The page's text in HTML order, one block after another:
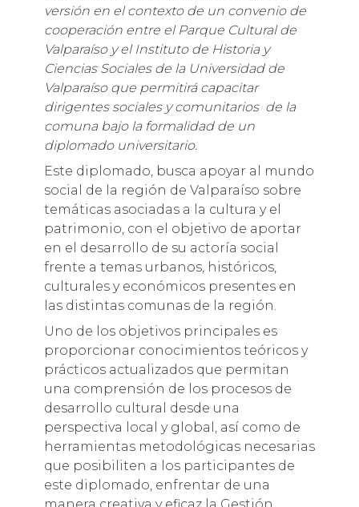
versión en el contexto de un convenio de
cooperación entre el Parque Cultural de
Valparaíso y el Instituto de Historia y
Ciencias Sociales de la Universidad de
Valparaíso que permitirá capacitar
dirigentes sociales y comunitarios de la
comuna bajo la formalidad de un
diplomado universitario.
Este diplomado, busca apoyar al mundo
social de la región de Valparaíso sobre
temáticas asociadas a la cultura y el
patrimonio, con el objetivo de aportar
en el desarrollo de su actoría social
frente a temas urbanos, históricos,
culturales y económicos presentes en
las distintas comunas de la región.
Uno de los objetivos principales es
proporcionar conocimientos teóricos y
prácticos actualizados que permitan
una comprensión de los procesos de
desarrollo cultural desde una
perspectiva local y global, así como de
herramientas metodológicas necesarias
que posibiliten a los participantes de
este diplomado, enfrentar de una